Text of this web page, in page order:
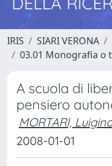
IRIS SIARI VERONA
03.01 Monografia o
A scuola di
pensiero
MORTARI,
2008-01-01